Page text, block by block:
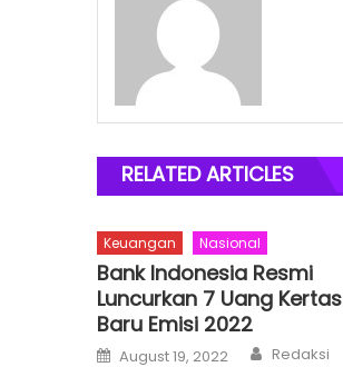
RELATED ARTICLES
Keuangan Nasional
Bank Indonesia Resmi
Luncurkan 7 Uang Kertas
Baru Emisi 2022
Posted
on
August 19, 2022 Author
Redaksi